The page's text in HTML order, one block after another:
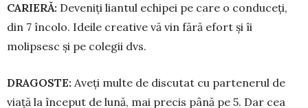
CARIERĂ: Deveniți liantul echipei pe care o con­duceți,
din 7 încolo. Ideile crea­ti­ve vă vin fără efort și îi
molipsesc și pe colegii dvs.
DRAGOSTE: Aveți multe de discutat cu par­tenerul de
viață la început de lu­nă, mai precis până pe 5. Dar cea